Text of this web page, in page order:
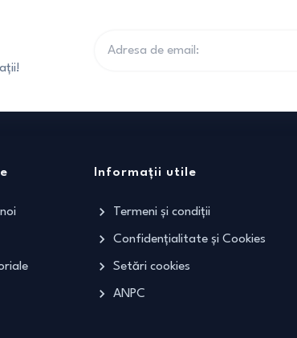
Informații utile
Termeni și condiții
Confidențialitate și Cookies
Setări cookies
ANPC